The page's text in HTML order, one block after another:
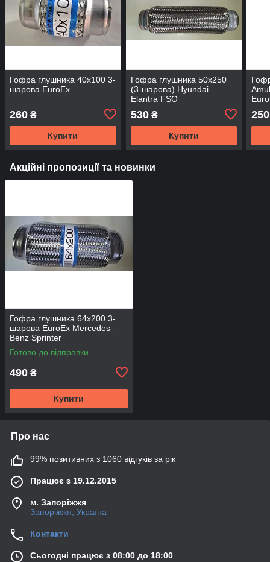
Гофра глушника 40х100 3-
шарова EuroEx
260 ₴
Купити
Гофра глушника 50х250
(3-шарова) Hyundai
Elantra FSO
530₴
Купити
250
Акційні пропозиції та новинки
Гофра глушника 64х200 3-
шарова EuroEx Mercedes-
Benz Sprinter
Готово до відправки
490 ₴
Купити
Про нас
99% позитивних з 1060 відгуків за рік
Працює з 19.12.2015
м. Запоріжжя
Запоріжжя, Україна
Контакти
Сьогодні працює з 08:00 до 18:00